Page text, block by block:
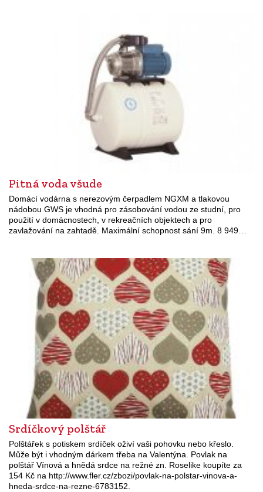
Pitná voda všude
Domácí vodárna s nerezovým čerpadlem NGXM a tlakovou
nádobou GWS je vhodná pro zásobování vodou ze studní, pro
použití v domácnostech, v rekreačních objektech a pro
zavlažování na zahtadě. Maximální schopnost sání 9m. 8 949…
Srdíčkový polštář
Polštářek s potiskem srdíček oživí vaši pohovku nebo křeslo.
Může být i vhodným dárkem třeba na Valentýna. Povlak na
polštář Vínová a hnědá srdce na režné zn. Roselike koupíte za
154 Kč na http://www.fler.cz/zbozi/povlak-na-polstar-vinova-a-
hneda-srdce-na-rezne-6783152.